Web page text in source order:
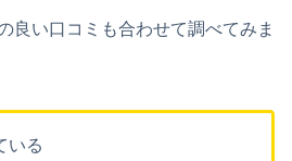
良い口コミも合わせて調べてみま
いる